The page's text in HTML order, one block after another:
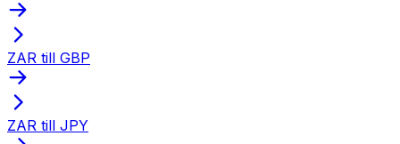
ZAR till GBP
ZAR till JPY